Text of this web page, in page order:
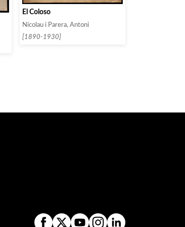
El Coloso
Nicolau i Parera, Antoni
[1890-1930]